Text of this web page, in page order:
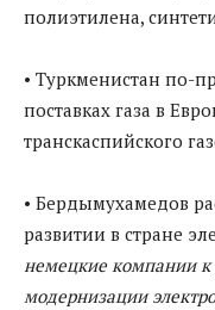
полиэтилена,
• Туркменистан по-
поставках газа в
транскаспийского
• Бердымухамедов
развитии в стране
немецкие компании к
модернизации